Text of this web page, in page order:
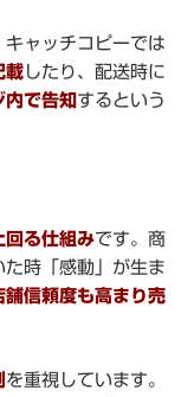
ャッチコピーでは
載 したり、配送時に
で告知 するという
回る仕組みです。商
時「感動」が生ま
舗信頼度も高まり売
を重視しています。